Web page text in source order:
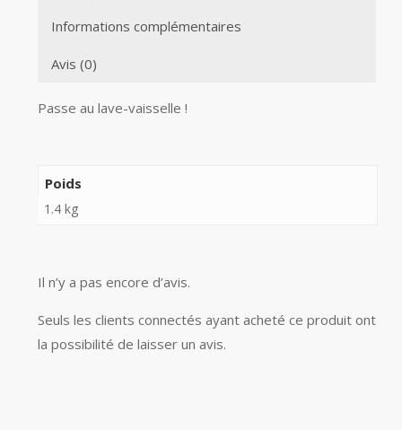
Informations complémentaires
Avis (0)
Passe au lave-vaisselle !
Poids
1.4 kg
Il n’y a pas encore d’avis.
Seuls les clients connectés ayant acheté ce produit ont
la possibilité de laisser un avis.